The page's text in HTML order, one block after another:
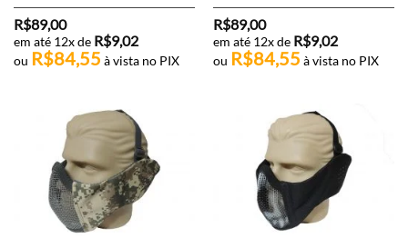
R$89,00
em até 12x de R$9,02
ou R$84,55 à vista no PIX
R$89,00
em até 12x de R$9,02
ou R$84,55 à vista no PIX